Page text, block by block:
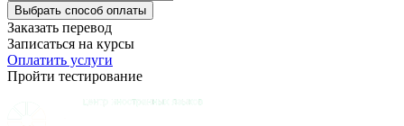
Заказать перевод
Записаться на курсы
Оплатить услуги
Пройти тестирование